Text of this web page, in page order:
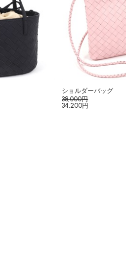
ショルダーバッグ
38,000円
34,200円